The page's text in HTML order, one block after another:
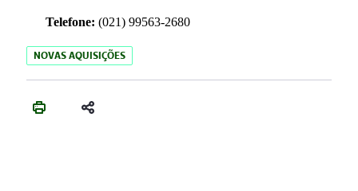
Telefone: (021) 99563-2680
NOVAS AQUISIÇÕES